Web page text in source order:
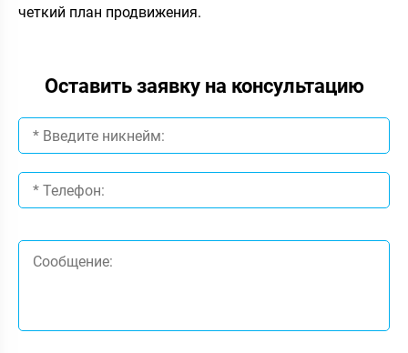
четкий план продвижения.
Оставить заявку на консультацию